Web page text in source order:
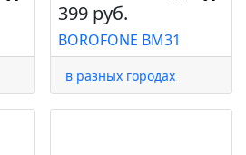
399 руб.
BOROFONE BM31
в разных городах